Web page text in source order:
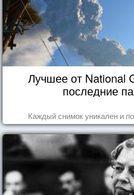
Лучшее от National
последние
Каждый снимок уникален и